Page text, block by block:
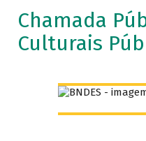
Chamada
Culturais